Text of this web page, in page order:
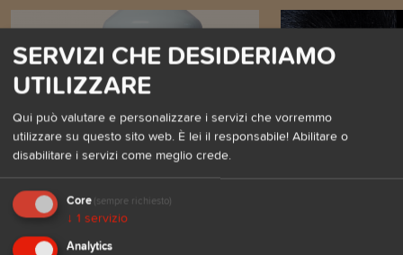
Prodotti
IG - PET Igienizzante
superfici e lavatrice.
SERVIZI CHE DESIDERIAMO
UTILIZZARE
Qui può valutare e personalizzare i servizi che vorremmo
utilizzare su questo sito web. È lei il responsabile! Abilitare o
disabilitare i servizi come meglio crede.
Core (sempre richiesto)
↓ 1 servizio
Analytics